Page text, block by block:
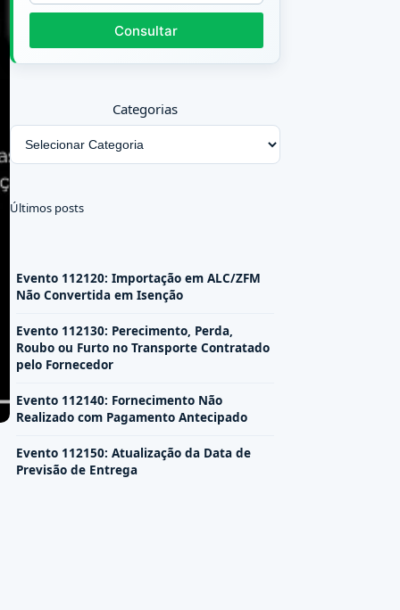
Consultar
Categorias
Últimos posts
Evento 112120: Importação em ALC/ZFM
Não Convertida em Isenção
Evento 112130: Perecimento, Perda,
Roubo ou Furto no Transporte Contratado
pelo Fornecedor
Evento 112140: Fornecimento Não
Realizado com Pagamento Antecipado
Evento 112150: Atualização da Data de
Previsão de Entrega